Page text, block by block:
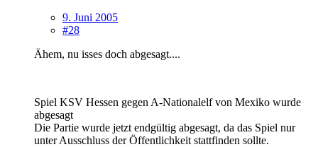
9. Juni 2005
#28
Ähem, nu isses doch abgesagt....
Spiel KSV Hessen gegen A-Nationalelf von Mexiko wurde
abgesagt
Die Partie wurde jetzt endgültig abgesagt, da das Spiel nur
unter Ausschluss der Öffentlichkeit stattfinden sollte.